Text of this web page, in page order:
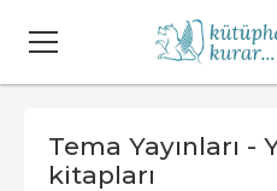
Tema Yayınları -
kitapları